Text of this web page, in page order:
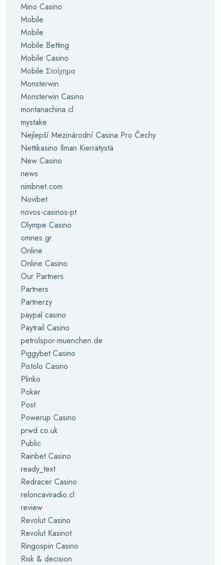
Mino Casino
Mobile
Mobile
Mobile Betting
Mobile Casino
Mobile Στοίχημα
Monsterwin
Monsterwin Casino
montanachina.cl
mystake
Nejlepší Mezinárodní Casina Pro Čechy
Nettikasino Ilman Kierrätystä
New Casino
news
nimbnet.com
Novibet
novos-casinos-pt
Olympe Casino
omnes.gr
Online
Online Casino
Our Partners
Partners
Partnerzy
paypal casino
Paytrail Casino
petrolspor-muenchen.de
Piggybet Casino
Pistolo Casino
Plinko
Poker
Post
Powerup Casino
prwd.co.uk
Public
Rainbet Casino
ready_text
Redracer Casino
reloncaviradio.cl
review
Revolut Casino
Revolut Kasinot
Ringospin Casino
Risk & decision